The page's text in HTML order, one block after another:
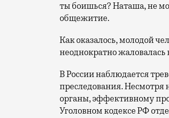
ты боишься? Наташа, не
общежитие.
Как оказалось, молодой
неоднократно жаловалась
В России наблюдается
преследования. Несмотря
органы, эффективному
Уголовном кодексе РФ